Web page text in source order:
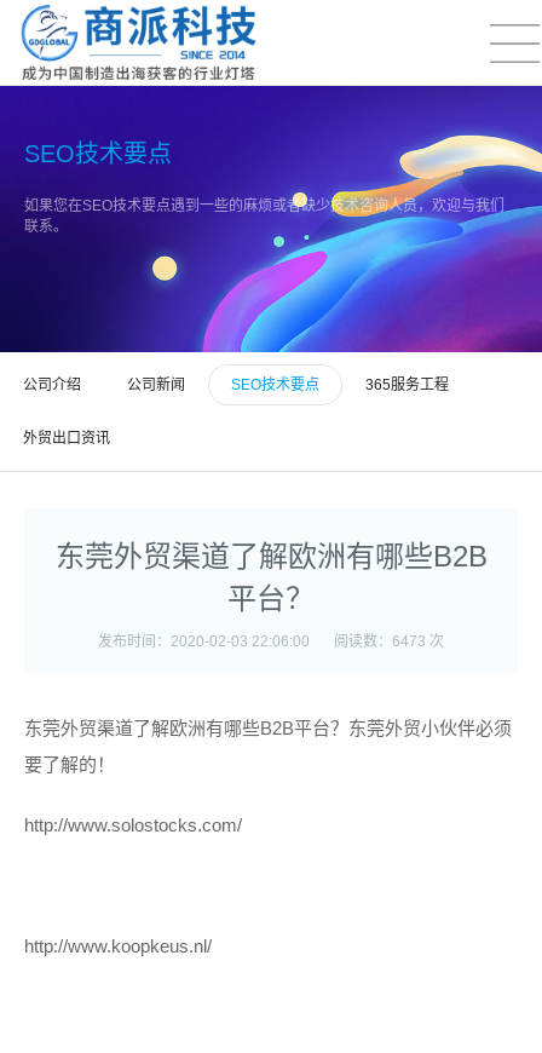
SEO技术要点
如果您在SEO技术要点遇到一些的麻烦或者缺少技术咨询人员，欢迎与我们
联系。
公司介绍 公司新闻 SEO技术要点 365服务工程
外贸出口资讯
东莞外贸渠道了解欧洲有哪些B2B
平台？
发布时间：2020-02-03 22:06:00 阅读数：6473 次
东莞外贸渠道了解欧洲有哪些B2B平台？东莞外贸小伙伴必须
要了解的！
http://www.solostocks.com/
http://www.koopkeus.nl/